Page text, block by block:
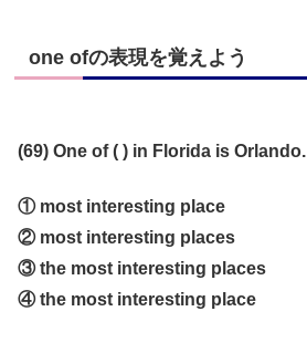
one ofの表現を覚えよう
(69) One of ( ) in Florida is Orlando.
① most interesting place
② most interesting places
③ the most interesting places
④ the most interesting place